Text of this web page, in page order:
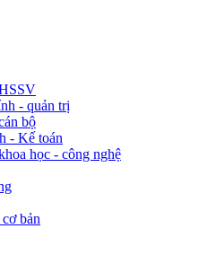
- quản trị
bộ
- Kế toán
học - công nghệ
bản